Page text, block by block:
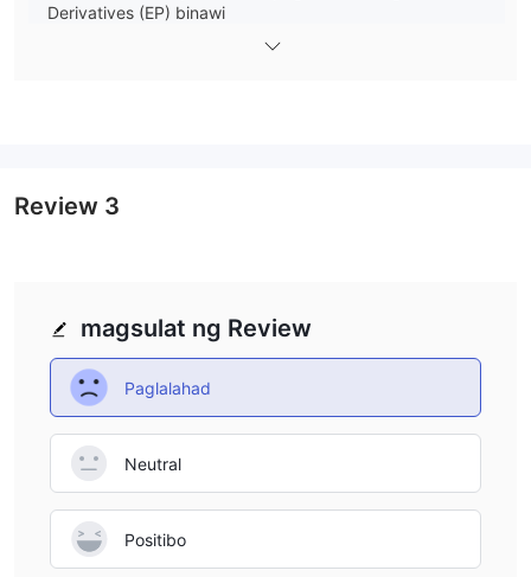
Derivatives (EP) binawi
magsulat ng Review
Paglalahad
Neutral
Positibo
Review 3